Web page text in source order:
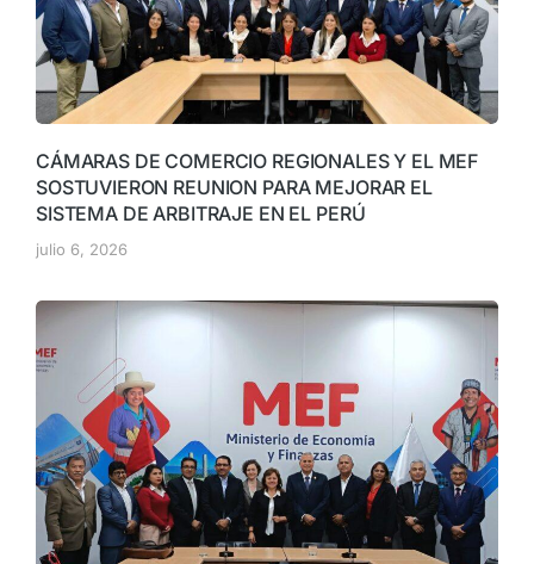
CÁMARAS DE COMERCIO REGIONALES Y EL MEF
SOSTUVIERON REUNION PARA MEJORAR EL
SISTEMA DE ARBITRAJE EN EL PERÚ
julio 6, 2026